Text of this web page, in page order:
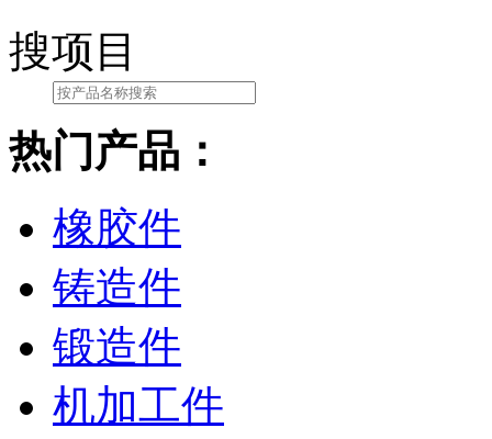
搜项目
热门产品：
橡胶件
铸造件
锻造件
机加工件